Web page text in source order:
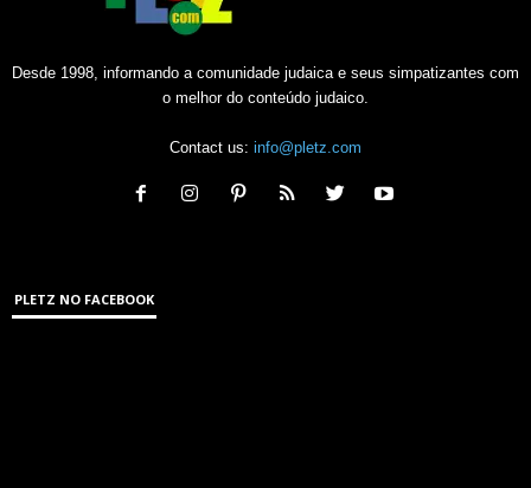
Desde 1998, informando a comunidade judaica e seus simpatizantes com
o melhor do conteúdo judaico.
Contact us: info@pletz.com
PLETZ NO FACEBOOK